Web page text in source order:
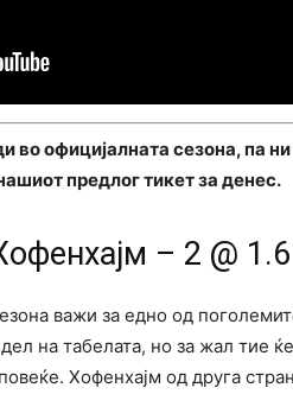
во официјалната сезона, па
предлог тикет за денес.
– 2 @
важи за едно од
на табелата, но за жал тие
Хофенхајм од друга